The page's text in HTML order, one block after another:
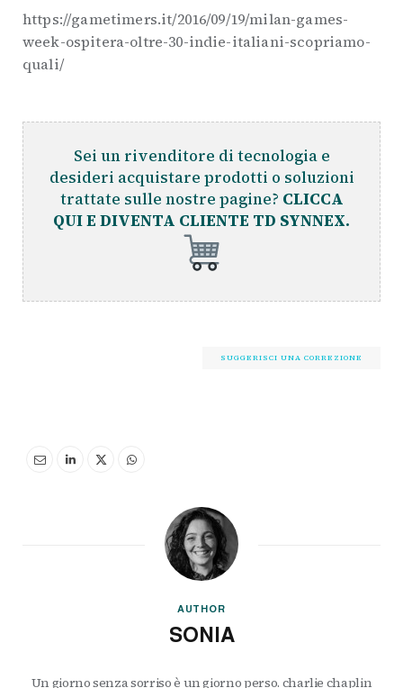
https://gametimers.it/2016/09/19/milan-games-
week-ospitera-oltre-30-indie-italiani-scopriamo-
quali/
Sei un rivenditore di tecnologia e
desideri acquistare prodotti o soluzioni
trattate sulle nostre pagine? CLICCA
QUI E DIVENTA CLIENTE TD SYNNEX.
SUGGERISCI UNA CORREZIONE
AUTHOR
SONIA
Un giorno senza sorriso è un giorno perso. charlie chaplin